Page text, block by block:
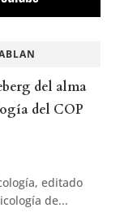
del alma
del COP
editado
de...